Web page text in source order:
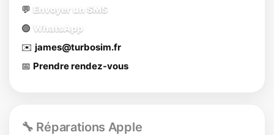
💬 Envoyer un SMS
🟢 WhatsApp
✉️ james@turbosim.fr
📅 Prendre rendez-vous
🔧 Réparations Apple